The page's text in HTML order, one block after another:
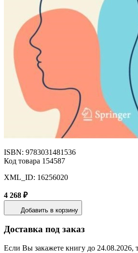
ISBN: 9783031481536
Код товара 154587
XML_ID: 16256020
4 268 ₽
Добавить в корзину
Доставка под заказ
Если Вы закажете книгу до 24.08.2026,